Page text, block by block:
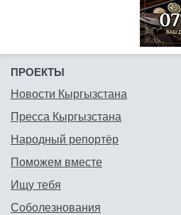
ПРОЕКТЫ
Новости Кыргызстана
Пресса Кыргызстана
Народный репортёр
Поможем вместе
Ищу тебя
Соболезнования